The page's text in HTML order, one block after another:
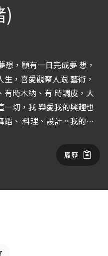
)
，願有一日完成夢 想，
，喜愛觀察人跟 藝術，
時木納、有 時調皮，大
切，我 樂愛我的興趣也
、 料理、設計。我的目
表演 有接觸舞台
小品 殺人鬼 宵夜 拉提琴
:電影改版花木蘭 失蹤與真
表演藝術坊 賈孝國表
履歷